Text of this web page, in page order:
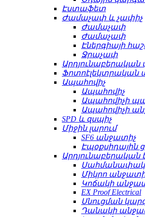
Էստաֆետ
Ժամաչափ և չափիչ
Ժամաչափ
Ժամաչափ
Էներգիայի
Ջրաչափ
Արդյունաբերական
Ֆոտոէլեկտրական
Ապահովիչ
Ապահովիչ
Ապահովիչի
Ապահովիչի
SPD և զսպիչ
Միջին լարում
SF6 անջատիչ
Էպօքսիդային
Սահմանափակ
Միկրո
Կոճակի
EX Proof Electrical
Սնուցման
Դանակի